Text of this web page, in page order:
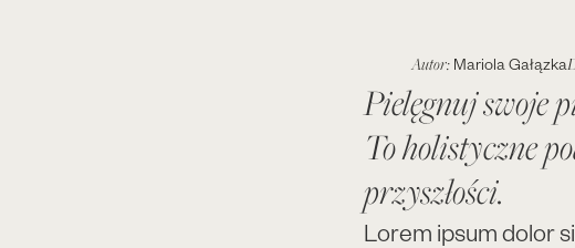
Autor: Mariola Gałązka
Pielęgnuj swoje
To holistyczne
przyszłości.
Lorem ipsum dolor